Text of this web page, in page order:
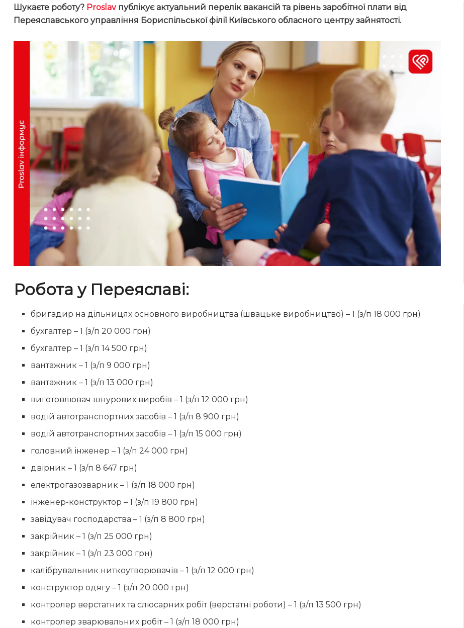
Шукаєте роботу? Proslavпублікує актуальний перелік вакансій та рівень заробітної плати від
Переяславського управління Бориспільської філії Київського обласного центру зайнятості.
Робота у Переяславі:
бригадир на дільницях основного виробництва (швацьке виробництво) – 1 (з/п 18 000 грн)
бухгалтер – 1 (з/п 20 000 грн)
бухгалтер – 1 (з/п 14 500 грн)
вантажник – 1 (з/п 9 000 грн)
вантажник – 1 (з/п 13 000 грн)
виготовлювач шнурових виробів – 1 (з/п 12 000 грн)
водій автотранспортних засобів – 1 (з/п 8 900 грн)
водій автотранспортних засобів – 1 (з/п 15 000 грн)
головний інженер – 1 (з/п 24 000 грн)
двірник – 1 (з/п 8 647 грн)
електрогазозварник – 1 (з/п 18 000 грн)
інженер-конструктор – 1 (з/п 19 800 грн)
завідувач господарства – 1 (з/п 8 800 грн)
закрійник – 1 (з/п 25 000 грн)
закрійник – 1 (з/п 23 000 грн)
калібрувальник ниткоутворювачів – 1 (з/п 12 000 грн)
конструктор одягу – 1 (з/п 20 000 грн)
контролер верстатних та слюсарних робіт (верстатні роботи) – 1 (з/п 13 500 грн)
контролер зварювальних робіт – 1 (з/п 18 000 грн)